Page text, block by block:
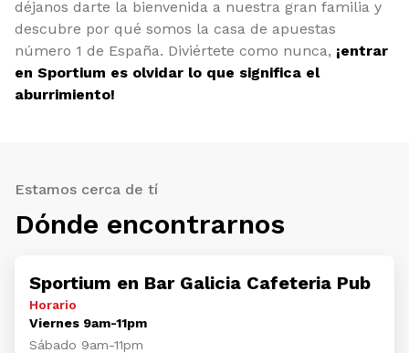
déjanos darte la bienvenida a nuestra gran familia y
descubre por qué somos la casa de apuestas
número 1 de España. Diviértete como nunca, ¡entrar
en Sportium es olvidar lo que significa el
aburrimiento!
Estamos cerca de tí
Dónde encontrarnos
Sportium en Bar Galicia Cafeteria Pub
Horario
Viernes 9am-11pm
Sábado 9am-11pm